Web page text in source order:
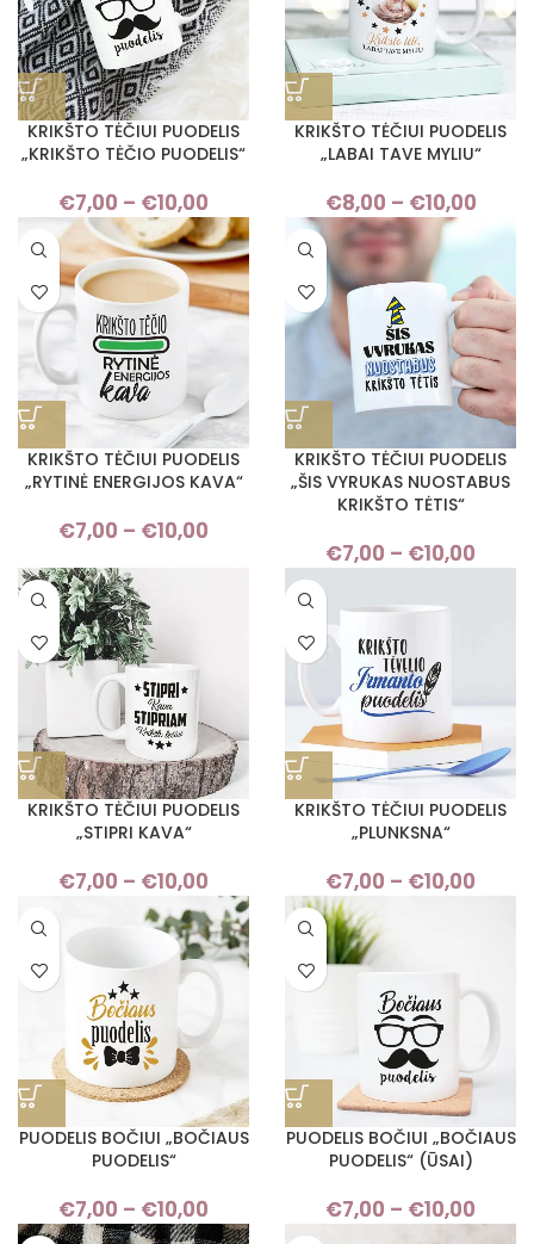
KRIKŠTO TĖČIUI PUODELIS
„KRIKŠTO TĖČIO PUODELIS“
€7,00 – €10,00
range:
€7,00
through
€10,00
KRIKŠTO TĖČIUI PUODELIS
„LABAI TAVE MYLIU“
€8,00 – €10,00
KRIKŠTO TĖČIUI PUODELIS
„RYTINĖ ENERGIJOS KAVA“
€7,00 – €10,00
KRIKŠTO TĖČIUI PUODELIS
„ŠIS VYRUKAS NUOSTABUS
KRIKŠTO TĖTIS“
€7,00 – €10,00
KRIKŠTO TĖČIUI PUODELIS
„STIPRI KAVA“
€7,00 – €10,00
range:
€7,00
through
KRIKŠTO TĖČIUI PUODELIS
„PLUNKSNA“
€7,00 – €10,00
PUODELIS BOČIUI „BOČIAUS
PUODELIS“
€7,00 – €10,00
range:
PUODELIS BOČIUI „BOČIAUS
PUODELIS“ (ŪSAI)
€7,00 – €10,00